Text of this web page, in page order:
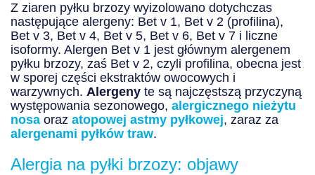
Z ziaren pyłku brzozy wyizolowano dotychczas
następujące alergeny: Bet v 1, Bet v 2 (profilina),
Bet v 3, Bet v 4, Bet v 5, Bet v 6, Bet v 7 i liczne
isoformy. Alergen Bet v 1 jest głównym alergenem
pyłku brzozy, zaś Bet v 2, czyli profilina, obecna jest
w sporej części ekstraktów owocowych i
warzywnych. Alergeny te są najczęstszą przyczyną
występowania sezonowego, alergicznego nieżytu
nosa oraz atopowej astmy pyłkowej, zaraz za
alergenami pyłków traw.
Alergia na pyłki brzozy: objawy